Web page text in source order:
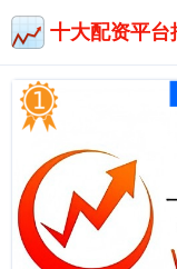
十大配资平台